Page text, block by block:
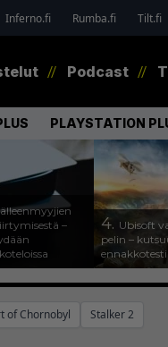
Inferno.fi Rumba.fi Tilt.fi
Podcast
PLAYSTATION
–
4. Ubisoft
pelin –
of Chornobyl Stalker 2